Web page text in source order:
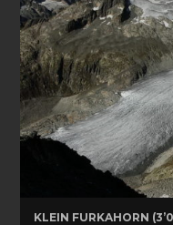
KLEIN FURKAHORN